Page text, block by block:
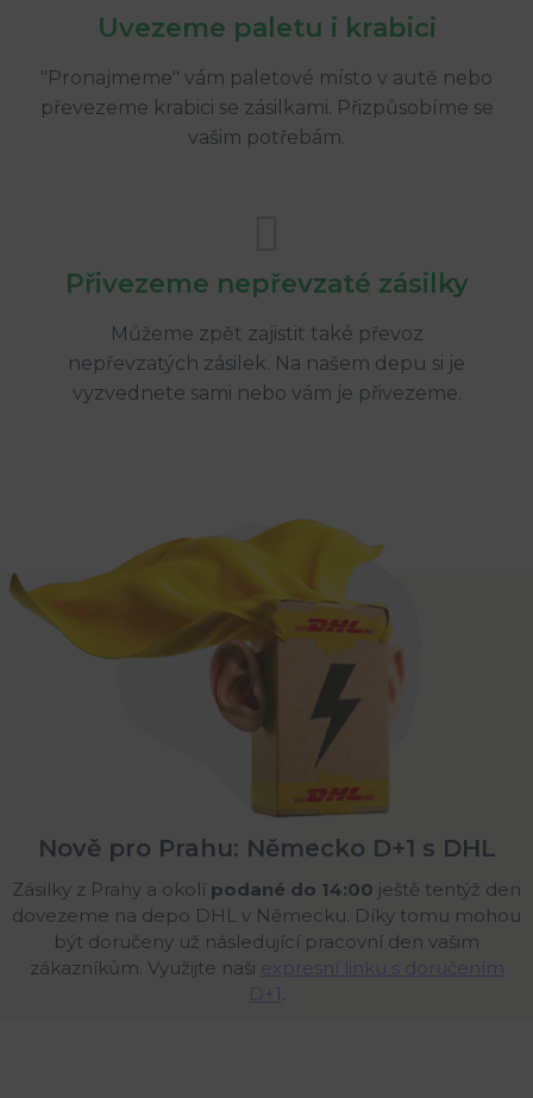
Uvezeme paletu i krabici
"Pronajmeme" vám paletové místo v autě nebo
převezeme krabici se zásilkami. Přizpůsobíme se
vašim potřebám.
Přivezeme nepřevzaté zásilky
Můžeme zpět zajistit také převoz
nepřevzatých zásilek. Na našem depu si je
vyzvednete sami nebo vám je přivezeme.
Nově pro Prahu: Německo D+1 s DHL
Zásilky z Prahy a okolí podané do 14:00 ještě tentýž den
dovezeme na depo DHL v Německu. Díky tomu mohou
být doručeny už následující pracovní den vašim
zákazníkům. Využijte naši expresní linku s doručením
D+1.